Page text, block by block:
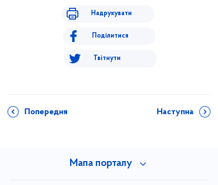
Надрукувати
Поділитися
Твітнути
Попередня Наступна
Мапа порталу